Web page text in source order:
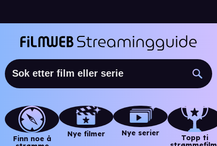
Finn noe å
Nye filmer Nye serier
Topp ti